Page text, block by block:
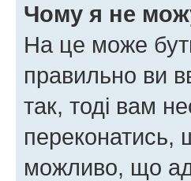
Чому я не
На це може
правильно ви
так, тоді вам
можливо, що